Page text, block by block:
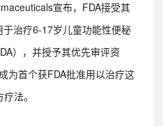
宣布，FDA接受其
治疗6-17岁儿童功能性便秘
），并授予其优先审评资
为首个获FDA批准用以治疗这
法。